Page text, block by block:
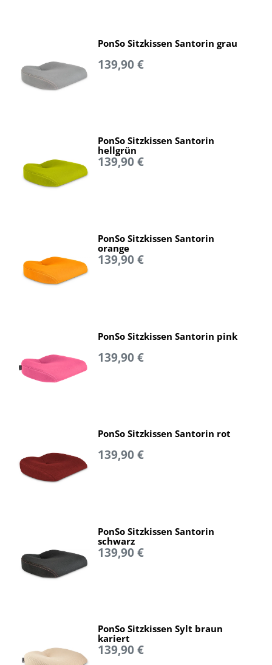
PonSo Sitzkissen Santorin grau
139,90 €
PonSo Sitzkissen Santorin
hellgrün
139,90 €
PonSo Sitzkissen Santorin
orange
139,90 €
PonSo Sitzkissen Santorin pink
139,90 €
PonSo Sitzkissen Santorin rot
139,90 €
PonSo Sitzkissen Santorin
schwarz
139,90 €
PonSo Sitzkissen Sylt braun
kariert
139,90 €